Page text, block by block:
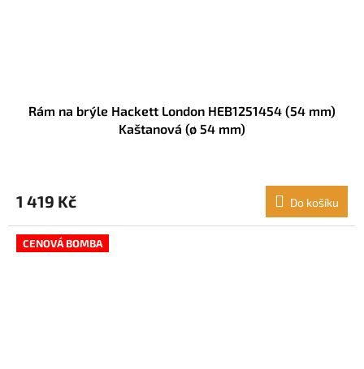
Rám na brýle Hackett London HEB1251454 (54 mm)
Kaštanová (ø 54 mm)
1 419 Kč Do košíku
CENOVÁ BOMBA